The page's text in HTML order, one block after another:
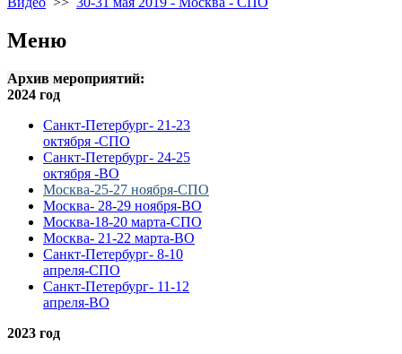
Меню
Архив мероприятий:
2024 год
Санкт-Петербург- 21-23
октября -СПО
Санкт-Петербург- 24-25
октября -ВО
Москва-25-27 ноября-СПО
Москва- 28-29 ноября-ВО
Москва-18-20 марта-СПО
Москва- 21-22 марта-ВО
Санкт-Петербург- 8-10
апреля-СПО
Санкт-Петербург- 11-12
апреля-ВО
2023 год